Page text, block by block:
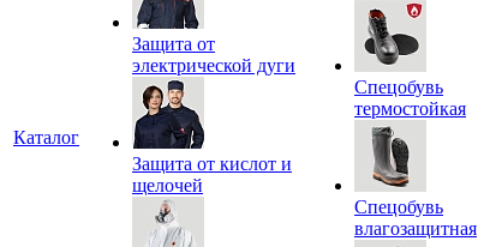
Каталог
Защита от
электрической дуги
Защита от кислот и
щелочей
Спецобувь
термостойкая
Спецобувь
влагозащитная